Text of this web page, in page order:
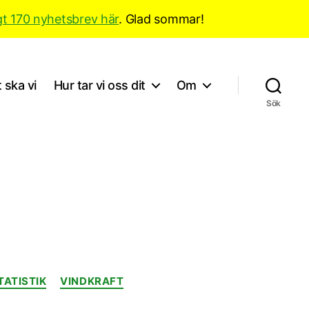
170 nyhetsbrev här. Glad sommar!
ska vi Hur tar vi oss dit Om
Sök
VINDKRAFT